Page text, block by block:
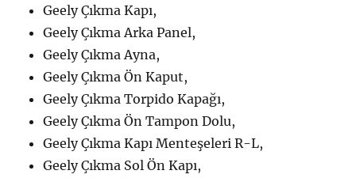
Geely Çıkma Kapı,
Geely Çıkma Arka Panel,
Geely Çıkma Ayna,
Geely Çıkma Ön Kaput,
Geely Çıkma Torpido Kapağı,
Geely Çıkma Ön Tampon Dolu,
Geely Çıkma Kapı Menteşeleri R-L,
Geely Çıkma Sol Ön Kapı,